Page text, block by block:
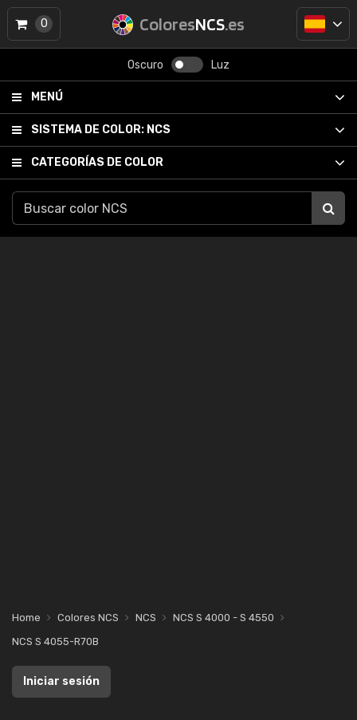
ColoresNCS.es
Oscuro Luz
MENÚ
SISTEMA DE COLOR: NCS
CATEGORÍAS DE COLOR
0
Home Colores NCS NCS
NCS S 4000 - S 4550
NCS S 4055-R70B
Iniciar sesión